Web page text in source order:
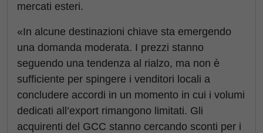
mercati esteri.
«In alcune destinazioni chiave sta emergendo
una domanda moderata. I prezzi stanno
seguendo una tendenza al rialzo, ma non è
sufficiente per spingere i venditori locali a
concludere accordi in un momento in cui i volumi
dedicati all’export rimangono limitati. Gli
acquirenti del GCC stanno cercando sconti per i